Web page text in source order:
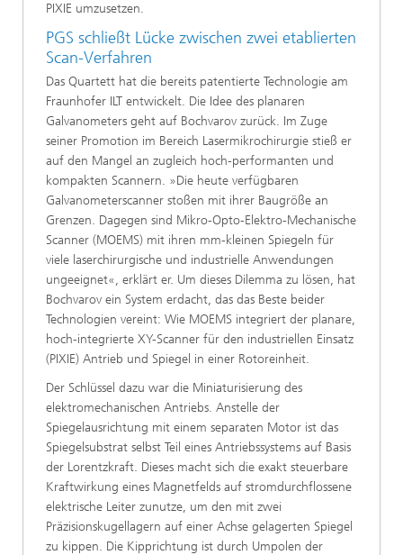
PIXIE umzusetzen.
PGS schließt Lücke zwischen zwei etablierten
Scan-Verfahren
Das Quartett hat die bereits patentierte Technologie am
Fraunhofer ILT entwickelt. Die Idee des planaren
Galvanometers geht auf Bochvarov zurück. Im Zuge
seiner Promotion im Bereich Lasermikrochirurgie stieß er
auf den Mangel an zugleich hoch-performanten und
kompakten Scannern. »Die heute verfügbaren
Galvanometerscanner stoßen mit ihrer Baugröße an
Grenzen. Dagegen sind Mikro-Opto-Elektro-Mechanische
Scanner (MOEMS) mit ihren mm-kleinen Spiegeln für
viele laserchirurgische und industrielle Anwendungen
ungeeignet«, erklärt er. Um dieses Dilemma zu lösen, hat
Bochvarov ein System erdacht, das das Beste beider
Technologien vereint: Wie MOEMS integriert der planare,
hoch-integrierte XY-Scanner für den industriellen Einsatz
(PIXIE) Antrieb und Spiegel in einer Rotoreinheit.
Der Schlüssel dazu war die Miniaturisierung des
elektromechanischen Antriebs. Anstelle der
Spiegelausrichtung mit einem separaten Motor ist das
Spiegelsubstrat selbst Teil eines Antriebssystems auf Basis
der Lorentzkraft. Dieses macht sich die exakt steuerbare
Kraftwirkung eines Magnetfelds auf stromdurchflossene
elektrische Leiter zunutze, um den mit zwei
Präzisionskugellagern auf einer Achse gelagerten Spiegel
zu kippen. Die Kipprichtung ist durch Umpolen der